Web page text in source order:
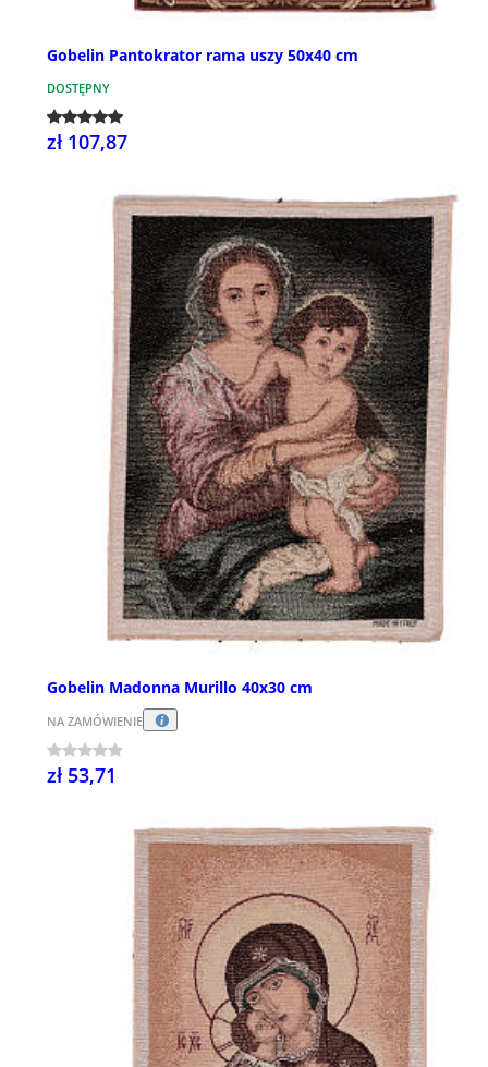
Gobelin Pantokrator rama uszy 50x40 cm
DOSTĘPNY
zł 107,87
Gobelin Madonna Murillo 40x30 cm
NA ZAMÓWIENIE
zł 53,71